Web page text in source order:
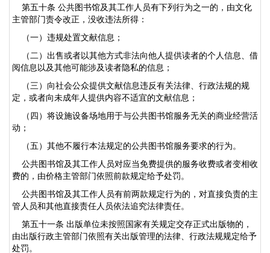
第五十条 公共图书馆及其工作人员有下列行为之一的，由文化
主管部门责令改正，没收违法所得：
（一）违规处置文献信息；
（二）出售或者以其他方式非法向他人提供读者的个人信息、借
阅信息以及其他可能涉及读者隐私的信息；
（三）向社会公众提供文献信息违反有关法律、行政法规的规
定，或者向未成年人提供内容不适宜的文献信息；
（四）将设施设备场地用于与公共图书馆服务无关的商业经营活
动；
（五）其他不履行本法规定的公共图书馆服务要求的行为。
公共图书馆及其工作人员对应当免费提供的服务收费或者变相收
费的，由价格主管部门依照前款规定给予处罚。
公共图书馆及其工作人员有前两款规定行为的，对直接负责的主
管人员和其他直接责任人员依法追究法律责任。
第五十一条 出版单位未按照国家有关规定交存正式出版物的，
由出版行政主管部门依照有关出版管理的法律、行政法规规定给予
处罚。